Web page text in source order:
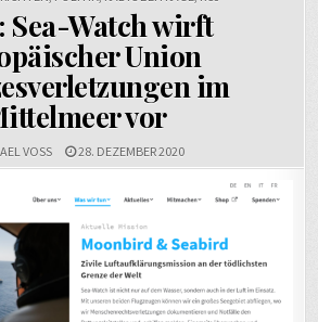
Sea-Watch wirft
Union
im
vor
VOSS 28. DEZEMBER 2020